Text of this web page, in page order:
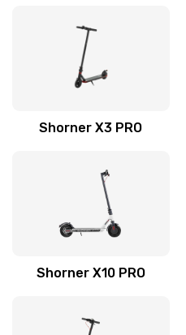
Shorner X3 PRO
Shorner X10 PRO